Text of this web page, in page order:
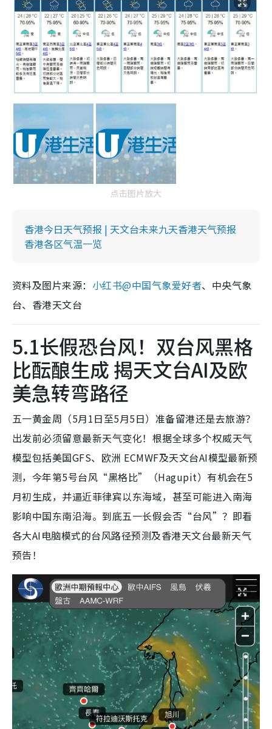
点击图片放大
香港今日天气预报 | 天文台未来九天香港天气预报
香港各区气温一览
资料及图片来源： 小红书@中国气象爱好者、中央气象
台、香港天文台
5.1长假恐台风！双台风黑格
比酝酿生成 揭天文台AI及欧
美急转弯路径
五一黄金周（5月1日至5月5日）准备留港还是去旅游？
出发前必须留意最新天气变化！根据全球多个权威天气
模型包括美国GFS、欧洲 ECMWF及天文台AI模型最新预
测，今年第5号台风“黑格比”（Hagupit）有机会在5
月初生成，并逼近菲律宾以东海域，甚至可能进入南海
影响中国东南沿海。到底五一长假会否“台风”？即看
各大AI电脑模式的台风路径预测及香港天文台最新天气
预告！